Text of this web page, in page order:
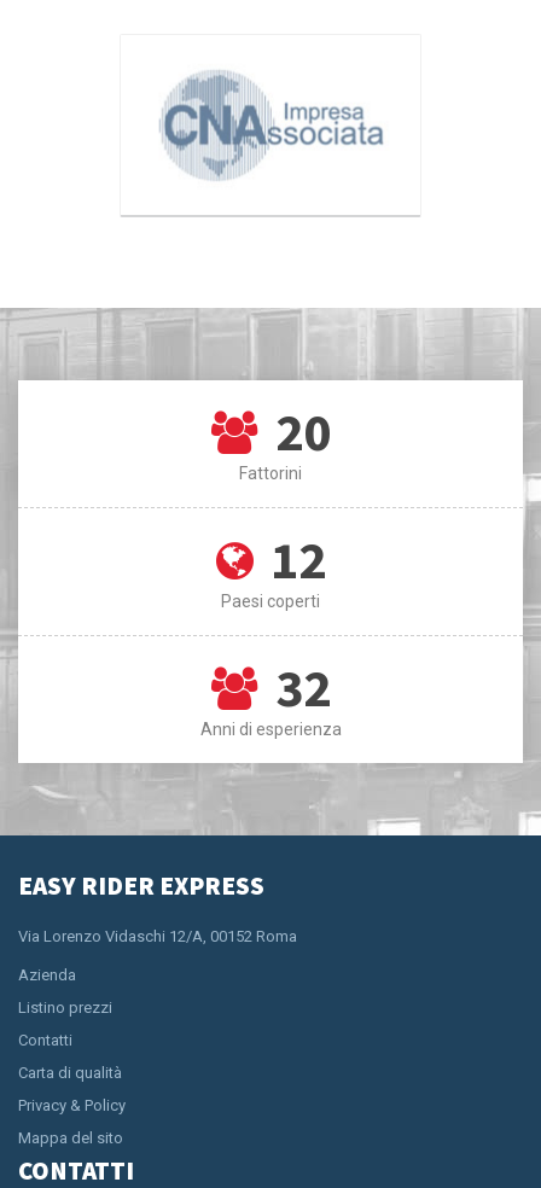
20
Fattorini
12
Paesi coperti
32
Anni di esperienza
EASY RIDER EXPRESS
Via Lorenzo Vidaschi 12/A, 00152 Roma
Azienda
Listino prezzi
Contatti
Carta di qualità
Privacy & Policy
Mappa del sito
CONTATTI